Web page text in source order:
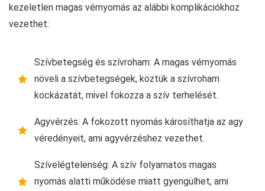
kezeletlen magas vérnyomás az alábbi komplikációkhoz
vezethet:
Szívbetegség és szívroham: A magas vérnyomás
növeli a szívbetegségek, köztük a szívroham
kockázatát, mivel fokozza a szív terhelését.
Agyvérzés: A fokozott nyomás károsíthatja az agy
véredényeit, ami agyvérzéshez vezethet.
Szívelégtelenség: A szív folyamatos magas
nyomás alatti működése miatt gyengülhet, ami